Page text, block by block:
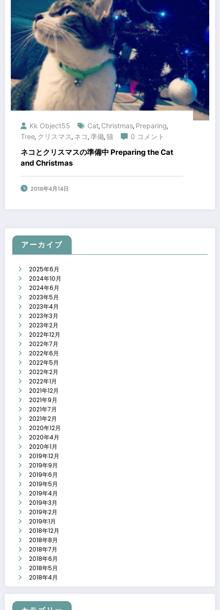
Kk Object55 Cat, Christmas, Preparing,
Tree, クリスマス, ネコ,準備,猫 0 コメント
ネコとクリスマスの準備中 Preparing the Cat
and Christmas
2018年4月14日
アーカイブ
2025年6月
2024年10月
2024年6月
2023年5月
2023年4月
2023年3月
2023年2月
2022年12月
2022年7月
2022年6月
2022年5月
2022年2月
2022年1月
2021年12月
2021年9月
2021年7月
2021年2月
2020年12月
2020年4月
2020年1月
2019年12月
2019年9月
2019年6月
2019年5月
2019年4月
2019年3月
2019年2月
2019年1月
2018年12月
2018年8月
2018年7月
2018年6月
2018年5月
2018年4月